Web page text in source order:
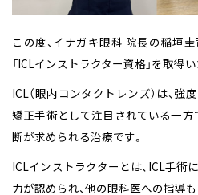
この度、イナガキ眼科 院長の稲垣
「ICLインストラクター資格」を取得
ICL（眼内コンタクトレンズ）は、
矯正手術として注目されている一方
断が求められる治療です。
ICLインストラクターとは、ICL手術
力が認められ、他の眼科医への指導